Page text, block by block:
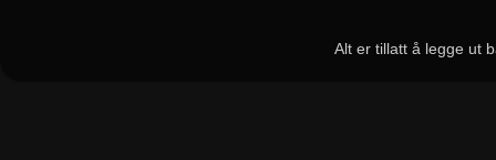
Alt er tillatt å legge ut